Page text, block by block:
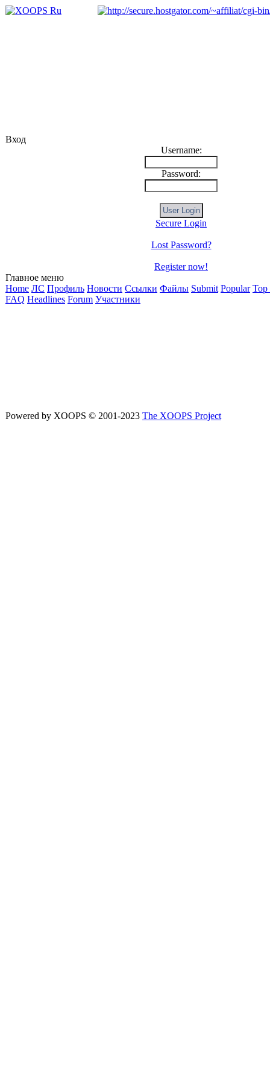
Вход
Username:
Password:
Secure Login
Lost Password?
Register now!
Главное меню
Home ЛС Профиль Новости Ссылки Файлы Submit Popular Top
FAQ Headlines Forum Участники
Powered by XOOPS © 2001-2023 The XOOPS Project